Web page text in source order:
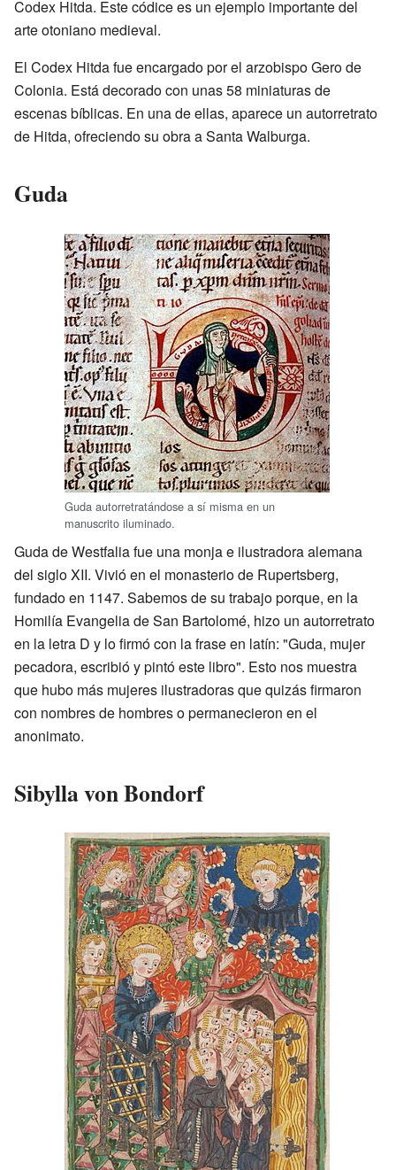
Codex Hitda. Este códice es un ejemplo importante del
arte otoniano medieval.
El Codex Hitda fue encargado por el arzobispo Gero de
Colonia. Está decorado con unas 58 miniaturas de
escenas bíblicas. En una de ellas, aparece un autorretrato
de Hitda, ofreciendo su obra a Santa Walburga.
Guda
Guda autorretratándose a sí misma en un
manuscrito iluminado.
Guda de Westfalia fue una monja e ilustradora alemana
del siglo XII. Vivió en el monasterio de Rupertsberg,
fundado en 1147. Sabemos de su trabajo porque, en la
Homilía Evangelia de San Bartolomé, hizo un autorretrato
en la letra D y lo firmó con la frase en latín: "Guda, mujer
pecadora, escribió y pintó este libro". Esto nos muestra
que hubo más mujeres ilustradoras que quizás firmaron
con nombres de hombres o permanecieron en el
anonimato.
Sibylla von Bondorf